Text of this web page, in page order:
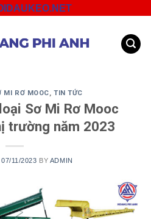
MI RƠ MOOC,TIN TỨC
Sơ Mi Rơ Mooc
trường năm 2023
07/11/2023 BY ADMIN